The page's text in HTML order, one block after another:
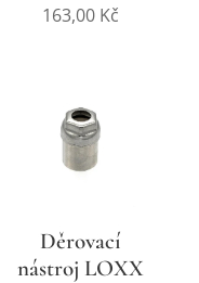
163,00 Kč
Děrovací
nástroj LOXX